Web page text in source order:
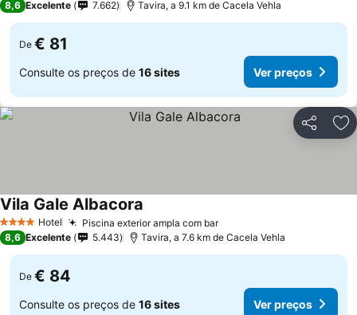
8,6 Excelente 7.662 Tavira, a 9.1 km de Cacela Vehla
De € 81
Consulte os preços de 16 sites Ver preços
Partilhar
4 EstrelasHotel Piscina exterior ampla com barVer preços
Vila Gale Albacora
8,6 Excelente 5.443 Tavira, a 7.6 km de Cacela Vehla
De € 84
Consulte os preços de 16 sites Ver preços